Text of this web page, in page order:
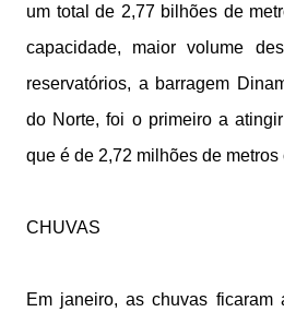
um total de 2,77 bilhões de
capacidade, maior volume
reservatórios, a barragem
do Norte, foi o primeiro a
que é de 2,72 milhões de metros
CHUVAS
Em janeiro, as chuvas ficaram